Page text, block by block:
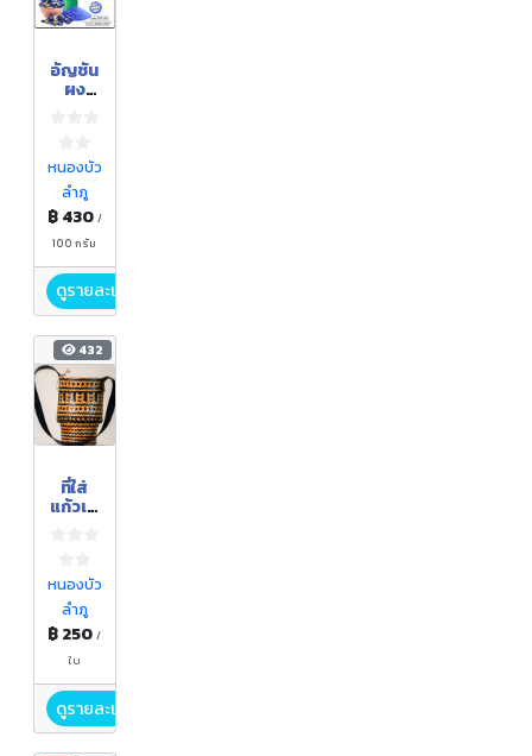
อัญชัน
ผง
ขนาด
500
กรัม
หนองบัว
ลำภู
฿ 430 /
100 กรัม
ดูรายละเอียด
432
ที่ใส่
แก้วเย
สายน้ำ
รหัส
สินค้า
CS-
YT-
004
หนองบัว
ลำภู
฿ 250/
ใบ
ดูรายละเอียด